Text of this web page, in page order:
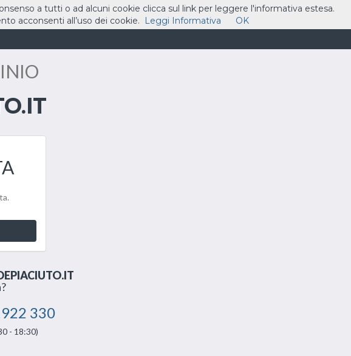
DOMINI ASSISTENZA CONTATTI CARRELLO
330
- 18:30)
a tutti o ad alcuni cookie clicca sul link per leggere l'informativa estesa.
acconsenti all’uso dei cookie.
Leggi Informativa OK